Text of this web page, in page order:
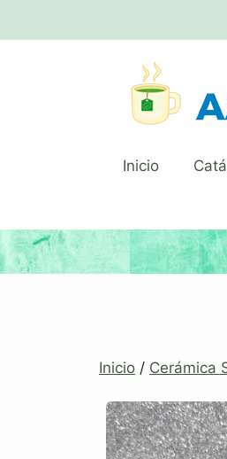
Inicio
Inicio / Cerámica